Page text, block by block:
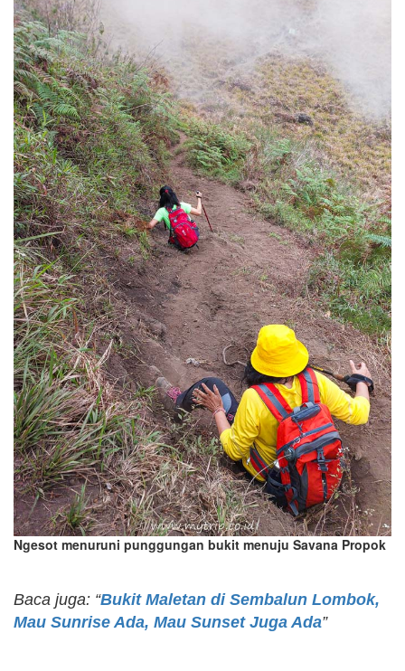
Ngesot menuruni punggungan bukit menuju Savana Propok
Baca juga: “Bukit Maletan di Sembalun Lombok,
Mau Sunrise Ada, Mau Sunset Juga Ada”